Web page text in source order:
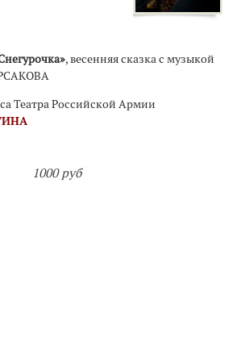
, весенняя сказка с музыкой
Театра Российской Армии
1000 руб